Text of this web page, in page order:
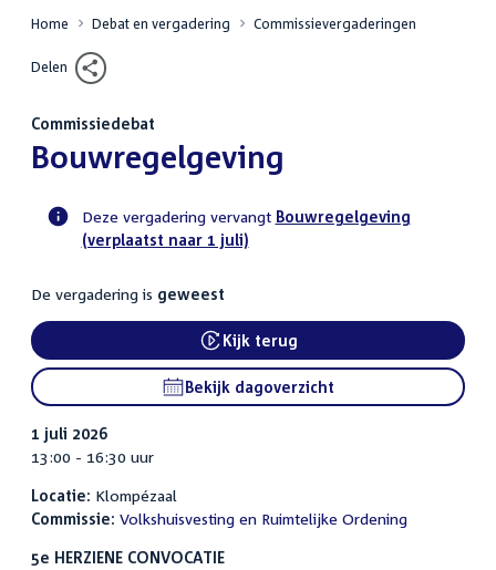
Home Debat en vergadering Commissievergaderingen
Delen
Commissiedebat
:Bouwregelgeving
Voortgangsstatus
activiteit
Deze vergadering vervangt Bouwregelgeving
(verplaatst naar 1 juli)
De vergadering is geweest
External link:
Kijk terug
Bekijk dagoverzicht
1 juli 2026
13:00 - 16:30 uur
Locatie: Klompézaal
Commissie: Volkshuisvesting en Ruimtelijke Ordening
5e HERZIENE CONVOCATIE